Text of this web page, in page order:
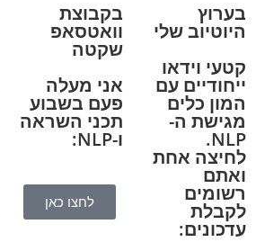
בערוץ
היוטיוב שלי
קטעי וידאו
ייחודיים עם
המון כלים
מגישת ה-
NLP.
לחיצה אחת
ואתם
רשומים
לקבלת
עדכונים:
בקבוצת
וואטסאפ
שקטה
אני מעלה
פעם בשבוע
תכני השראה
ו-NLP:
לחצו כאן